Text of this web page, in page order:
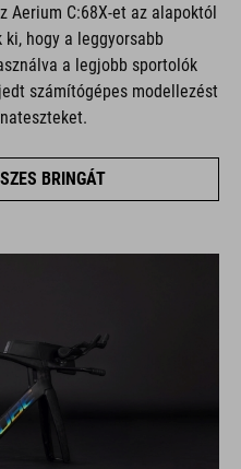
Aerium C:68X-et az alapoktól
hogy a leggyorsabb
a legjobb sportolók
számítógépes modellezést
BRINGÁT